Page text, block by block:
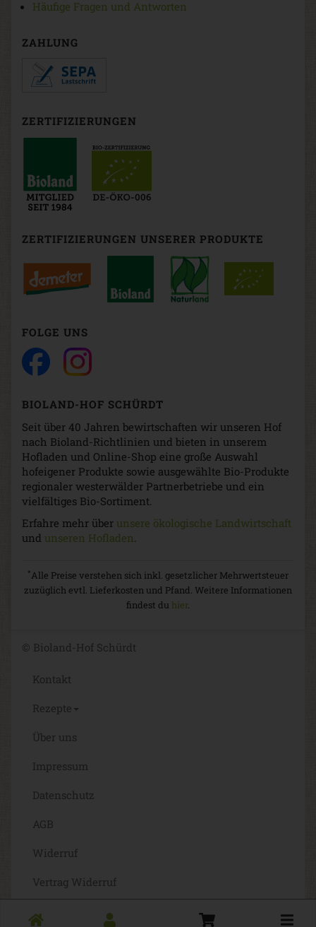
Häufige Fragen und Antworten
ZAHLUNG
ZERTIFIZIERUNGEN
ZERTIFIZIERUNGEN UNSERER PRODUKTE
FOLGE UNS
BIOLAND-HOF SCHÜRDT
Seit über 40 Jahren bewirtschaften wir unseren Hof
nach Bioland-Richtlinien und bieten in unserem
Hofladen und Online-Shop eine große Auswahl
hofeigener Produkte sowie ausgewählte Bio-Produkte
regionaler westerwälder Partnerbetriebe und ein
vielfältiges Bio-Sortiment.
Erfahre mehr über unsere ökologische Landwirtschaft
und unseren Hofladen.
*Alle Preise verstehen sich inkl. gesetzlicher Mehrwertsteuer
zuzüglich evtl. Lieferkosten und Pfand. Weitere Informationen
findest du hier.
© Bioland-Hof Schürdt
Kontakt
Rezepte
Über uns
Impressum
Datenschutz
AGB
Widerruf
Vertrag Widerruf
Barrierefreiheit Toggle